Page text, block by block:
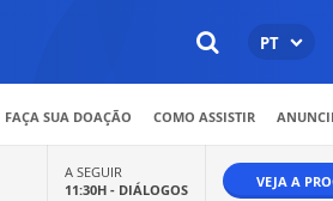
PT
FAÇA SUA DOAÇÃO COMO ASSISTIR
A SEGUIR
11:30H - DIÁLOGOS VEJA A